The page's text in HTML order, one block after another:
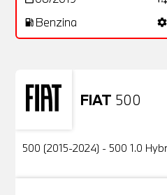
local_gas_station Benzina settings
FIAT 500
Usato
500 (2015-2024) - 500 1.0